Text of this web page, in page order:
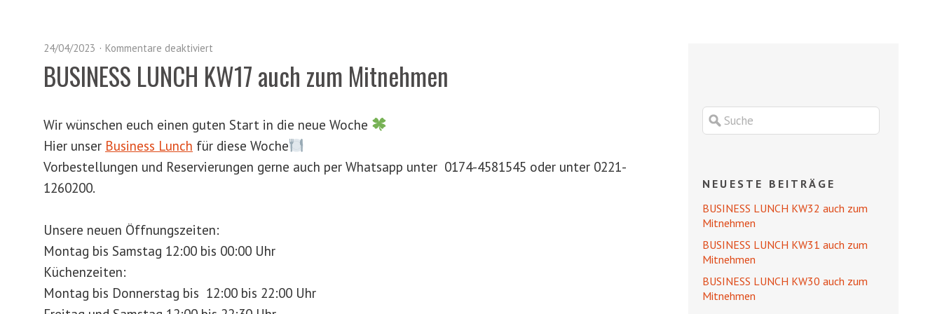
24/04/2023 Kommentare deaktiviert
BUSINESS LUNCH KW17 auch zum Mitnehmen
Wir wünschen euch einen guten Start in die neue Woche
Hier unser Business Lunch für diese Woche
Vorbestellungen und Reservierungen gerne auch per Whatsapp unter 0174-4581545 oder unter 0221-
1260200.
Unsere neuen Öffnungszeiten:
Montag bis Samstag 12:00 bis 00:00 Uhr
Küchenzeiten:
Montag bis Donnerstag bis 12:00 bis 22:00 Uhr
NEUESTE BEITRÄGE
BUSINESS LUNCH KW32 auch zum
Mitnehmen
BUSINESS LUNCH KW31 auch zum
Mitnehmen
BUSINESS LUNCH KW30 auch zum
Mitnehmen